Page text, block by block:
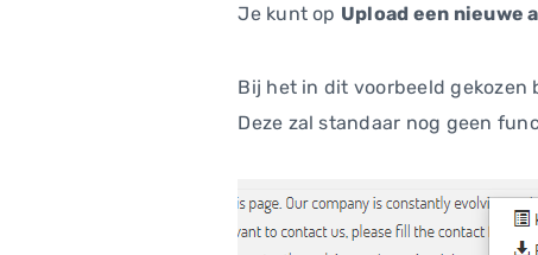
Je kunt op Upload een nieuwe
Bij het in dit voorbeeld gekozen
Deze zal standaar nog geen